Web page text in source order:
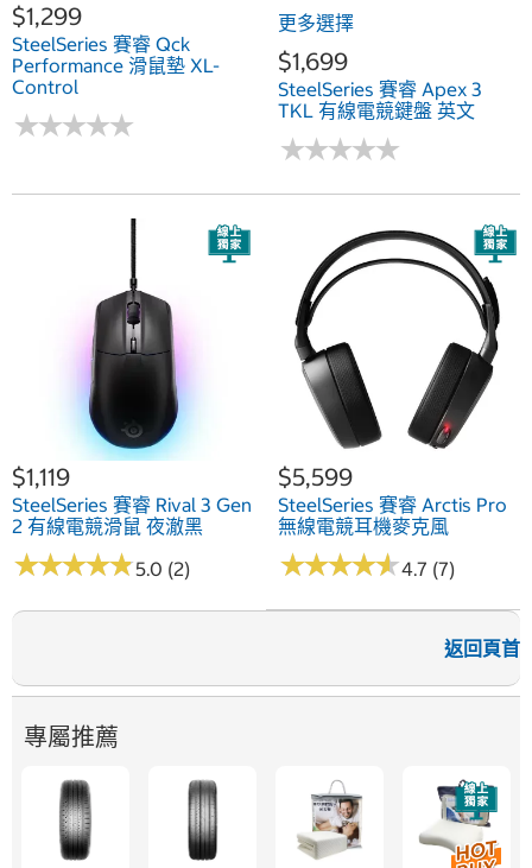
$1,299
SteelSeries 賽睿 Qck
Performance 滑鼠墊 XL-
Control
★★★★★
★★★★★
更多選擇
$1,699
SteelSeries 賽睿 Apex 3
TKL 有線電競鍵盤 英文
★★★★★
★★★★★
$1,119
SteelSeries 賽睿 Rival 3 Gen
2 有線電競滑鼠 夜澈黑
★★★★★
★★★★★5.0 (2)
$5,599
SteelSeries 賽睿 Arctis Pro
無線電競耳機麥克風
★★★★★
★★★★★4.7 (7)
返回頁首
專屬推薦